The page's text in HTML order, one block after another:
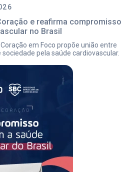
e reafirma compromisso
no Brasil
em Foco propõe união entre
pela saúde cardiovascular.